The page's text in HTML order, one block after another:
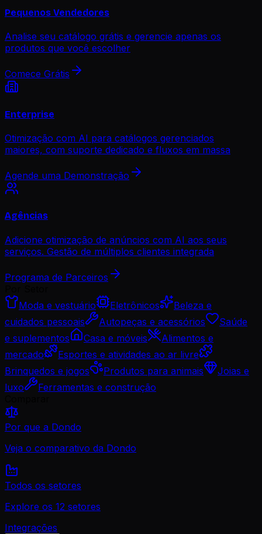
Pequenos Vendedores
Analise seu catálogo grátis e gerencie apenas os
produtos que você escolher
Comece Grátis
Enterprise
Otimização com AI para catálogos gerenciados
maiores, com suporte dedicado e fluxos em massa
Agende uma Demonstração
Agências
Adicione otimização de anúncios com AI aos seus
serviços. Gestão de múltiplos clientes integrada
Programa de Parceiros
Moda e vestuário
Eletrônicos
Beleza e
cuidados pessoais
Autopeças e acessórios
Saúde
e suplementos
Casa e móveis
Alimentos e
mercado
Esportes e atividades ao ar livre
Brinquedos e jogos
Produtos para animais
Joias e
luxo
Ferramentas e construção
Por que a Dondo
Veja o comparativo da Dondo
Todos os setores
Explore os 12 setores
Integrações